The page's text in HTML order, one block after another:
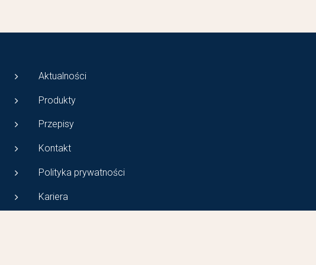
Aktualności
Produkty
Przepisy
Kontakt
Polityka prywatności
Kariera